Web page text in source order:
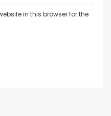
in this browser for the